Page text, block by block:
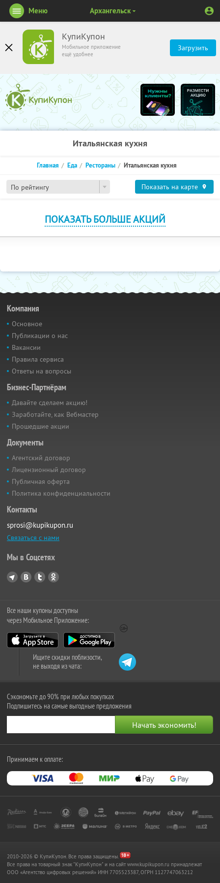
КупиКупон
Мобильное приложение
ещё удобнее
Загрузить
Меню Архангельск
Итальянская кухня
По рейтингу
Главная Еда Рестораны Итальянская кухня
Показать на карте
ПОКАЗАТЬ БОЛЬШЕ АКЦИЙ
Компания
Основное
Публикации о нас
Вакансии
Правила сервиса
Ответы на вопросы
Бизнес-Партнёрам
Давайте сделаем акцию!
Заработайте, как Вебмастер
Прошедшие акции
Документы
Агентский договор
Лицензионный договор
Публичная оферта
Политика конфиденциальности
Контакты
sprosi@kupikupon.ru
Связаться с нами
Мы в Соцсетях
Все наши купоны доступны
через Мобильное Приложение:
Ищите скидки поблизости,
не выходя из чата:
Сэкономьте до 90% при любых покупках
Подпишитесь на самые выгодные предложения
Принимаем к оплате:
2010-2026 © КупиКупон. Все права защищены.
Все права на товарный знак "КупиКупон" и на сайт www.kupikupon.ru принадлежат
OOO «Агентство цифровых решений» ИНН 7705523387, ОГРН 1127747063212